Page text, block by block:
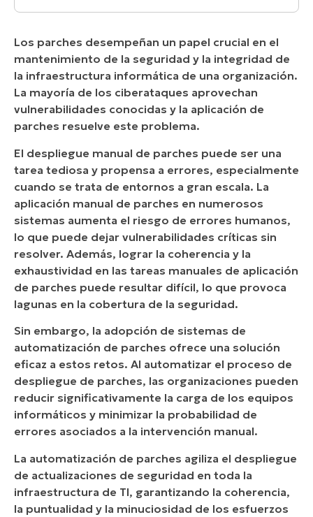
¿Cómo configurar el despliegue automatizado
¿Cómo configurar el despliegue automatizado
de parches de software en NinjaOne?
Estrategia: consideraciones sobre el ancho de
banda
¿Cuáles son las ventajas de utilizar NinjaOne
para el despliegue automatizado de parches?
Los parches desempeñan un papel crucial en el
mantenimiento de la seguridad y la integridad de
la infraestructura informática de una organización.
La mayoría de los ciberataques aprovechan
vulnerabilidades conocidas y la aplicación de
parches resuelve este problema.
El despliegue manual de parches puede ser una
tarea tediosa y propensa a errores, especialmente
cuando se trata de entornos a gran escala. La
aplicación manual de parches en numerosos
sistemas aumenta el riesgo de errores humanos,
lo que puede dejar vulnerabilidades críticas sin
resolver. Además, lograr la coherencia y la
exhaustividad en las tareas manuales de aplicación
de parches puede resultar difícil, lo que provoca
lagunas en la cobertura de la seguridad.
Sin embargo, la adopción de sistemas de
automatización de parches ofrece una solución
eficaz a estos retos. Al automatizar el proceso de
despliegue de parches, las organizaciones pueden
reducir significativamente la carga de los equipos
informáticos y minimizar la probabilidad de
errores asociados a la intervención manual.
La automatización de parches agiliza el despliegue
de actualizaciones de seguridad en toda la
infraestructura de TI, garantizando la coherencia,
la puntualidad y la minuciosidad de los esfuerzos